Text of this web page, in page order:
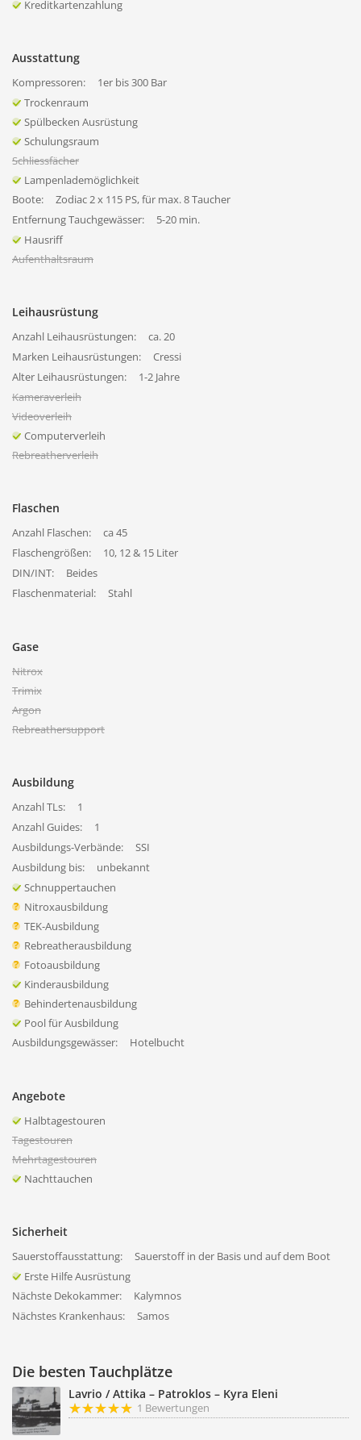
Kreditkartenzahlung
Ausstattung
Kompressoren:
1er bis 300 Bar
Trockenraum
Spülbecken Ausrüstung
Schulungsraum
Schliessfächer
Lampenlademöglichkeit
Boote:
Zodiac 2 x 115 PS, für max. 8 Taucher
Entfernung Tauchgewässer:
5-20 min.
Hausriff
Aufenthaltsraum
Leihausrüstung
Anzahl Leihausrüstungen:
ca. 20
Marken Leihausrüstungen:
Cressi
Alter Leihausrüstungen:
1-2 Jahre
Kameraverleih
Videoverleih
Computerverleih
Rebreatherverleih
Flaschen
Anzahl Flaschen:
ca 45
Flaschengrößen:
10, 12 & 15 Liter
DIN/INT:
Beides
Flaschenmaterial:
Stahl
Gase
Nitrox
Trimix
Argon
Rebreathersupport
Ausbildung
Anzahl TLs:
1
Anzahl Guides:
1
Ausbildungs-Verbände:
SSI
Ausbildung bis:
unbekannt
Schnuppertauchen
Nitroxausbildung
TEK-Ausbildung
Rebreatherausbildung
Fotoausbildung
Kinderausbildung
Behindertenausbildung
Pool für Ausbildung
Ausbildungsgewässer:
Hotelbucht
Angebote
Halbtagestouren
Tagestouren
Mehrtagestouren
Nachttauchen
Sicherheit
Sauerstoffausstattung:
Sauerstoff in der Basis und auf dem Boot
Erste Hilfe Ausrüstung
Nächste Dekokammer:
Kalymnos
Nächstes Krankenhaus:
Samos
Die besten Tauchplätze
Lavrio / Attika – Patroklos – Kyra Eleni
1 Bewertungen